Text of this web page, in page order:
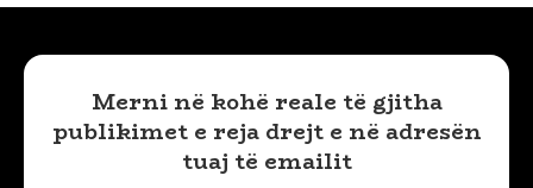
Merni në kohë reale të gjitha
publikimet e reja drejt e në adresën
tuaj të emailit